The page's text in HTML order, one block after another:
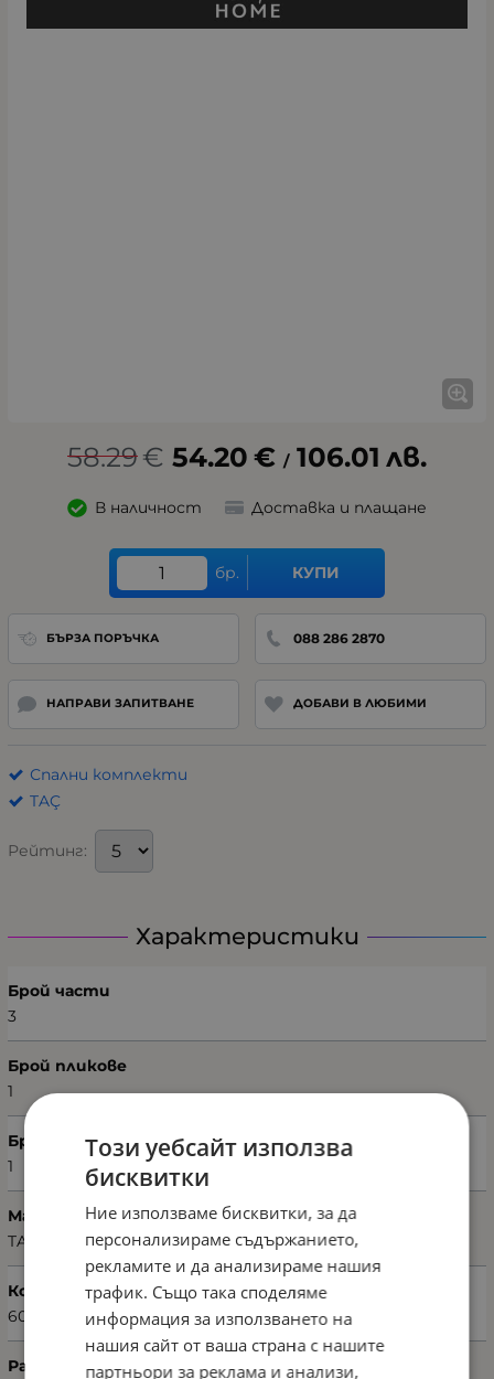
58.29€ 54.20 € / 106.01 лв.
В наличност Доставка и плащане
бр. КУПИ
БЪРЗА ПОРЪЧКА 088 286 2870
НАПРАВИ ЗАПИТВАНЕ ДОБАВИ В ЛЮБИМИ
Спални комплекти
TAÇ
Рейтинг:
Характеристики
Брой части
3
Брой пликове
1
Брой калъфки
1
Марка
TAÇ
Код на продукта
60283335
Размери на плика (Ш х В)
Този уебсайт използва
бисквитки
Ние използваме бисквитки, за да
персонализираме съдържанието,
рекламите и да анализираме нашия
трафик. Също така споделяме
информация за използването на
нашия сайт от ваша страна с нашите
партньори за реклама и анализи,